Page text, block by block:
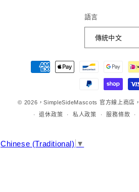
語言
傳統中文
法
© 2026，SimpleSideMascots 官方線上商店，
退休政策
私人政策 服務條款
Chinese (Traditional) ▼